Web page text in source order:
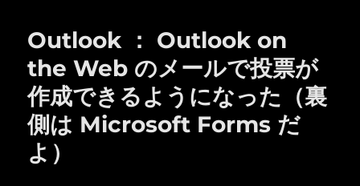
Outlook ： Outlook on
the Web のメールで投票が
作成できるようになった（裏
側は Microsoft Forms だ
よ）